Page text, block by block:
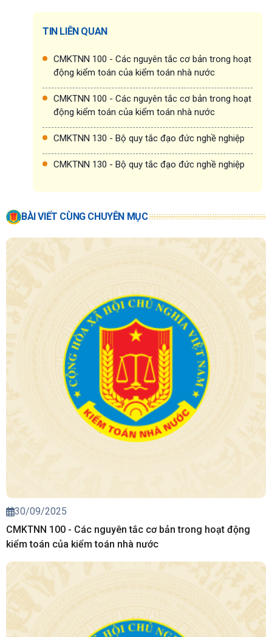
TIN LIÊN QUAN
CMKTNN 100 - Các nguyên tắc cơ bản trong hoạt
động kiểm toán của kiểm toán nhà nước
CMKTNN 100 - Các nguyên tắc cơ bản trong hoạt
động kiểm toán của kiểm toán nhà nước
CMKTNN 130 - Bộ quy tắc đạo đức nghề nghiệp
CMKTNN 130 - Bộ quy tắc đạo đức nghề nghiệp
BÀI VIẾT CÙNG CHUYÊN MỤC
30/09/2025
CMKTNN 100 - Các nguyên tắc cơ bản trong hoạt động
kiểm toán của kiểm toán nhà nước